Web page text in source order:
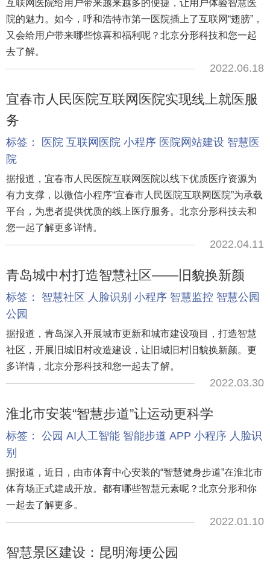
互联网医院给用户带来越来越多的便捷，让用户体验智慧医
院的魅力。如今，呼和浩特市第一医院插上了互联网“翅膀”，
又会给用户带来哪些惊喜和福利呢？北京分形科技和您一起
去了解。
2022.06.18
宜春市人民医院互联网医院实现线上就医服
务
标签： 医院 互联网医院 小程序 医院网站建设 智慧医
院
据报道，宜春市人民医院互联网医院以线下优质医疗资源为
有力支撑，以微信小程序“宜春市人民医院互联网医院”为承载
平台，为患者提供优质的线上医疗服务。北京分形科技去和
您一起了解更多详情。
2022.04.11
青岛城中村打造智慧社区——旧貌换新颜
标签： 智慧社区 人脸识别 小程序 智慧监控 智慧公园
公园
据报道，青岛深入开展城市更新和城市建设项目，打造智慧
社区，开展旧城旧村改造建设，让旧城旧村旧貌换新颜。更
多详情，北京分形科技和您一起去了解。
2022.03.30
淮北市安装“智慧步道”让运动更科学
标签： 公园 AI人工智能 智能步道 APP 小程序 人脸识
别
据报道，近日，由市体育中心安装的“智慧健身步道”在淮北市
体育场正式建成开放。都有哪些智慧元素呢？北京分形和你
一起去了解更多。
2022.01.10
智慧景区建设：昆明海埂公园